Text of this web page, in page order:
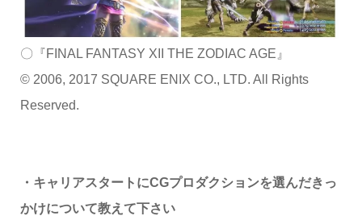
〇『FINAL FANTASY XII THE ZODIAC AGE』
© 2006, 2017 SQUARE ENIX CO., LTD. All Rights
Reserved.
・キャリアスタートにCGプロダクションを選んだきっ
かけについて教えて下さい